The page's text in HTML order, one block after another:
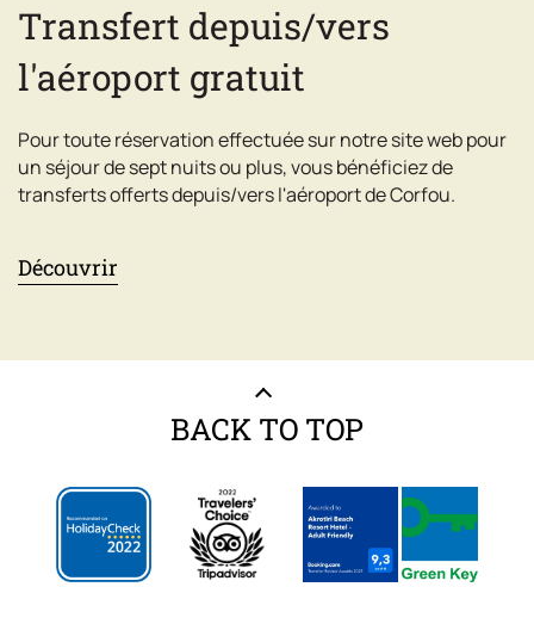
Transfert depuis/vers
l'aéroport gratuit
Pour toute réservation effectuée sur notre site web pour
un séjour de sept nuits ou plus, vous bénéficiez de
transferts offerts depuis/vers l'aéroport de Corfou.
Découvrir
BACK TO TOP